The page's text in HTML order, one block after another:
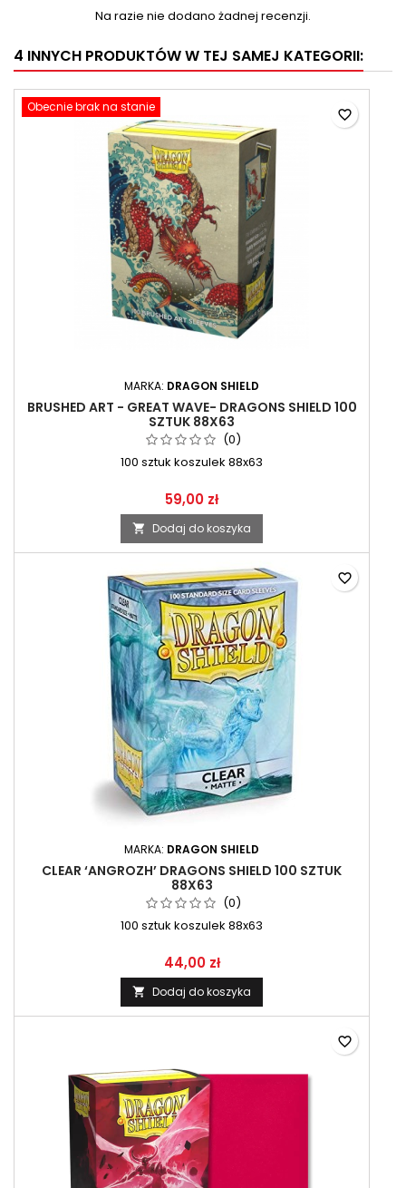
Na razie nie dodano żadnej recenzji.
4 INNYCH PRODUKTÓW W TEJ SAMEJ KATEGORII:
Obecnie brak na stanie
MARKA: DRAGON SHIELD
BRUSHED ART - GREAT WAVE- DRAGONS SHIELD 100
SZTUK 88X63
(0)
100 sztuk koszulek 88x63
59,00 zł
 Dodaj do koszyka
favorite_border
MARKA: DRAGON SHIELD
CLEAR ‘ANGROZH’ DRAGONS SHIELD 100 SZTUK
88X63
(0)
100 sztuk koszulek 88x63
44,00 zł
 Dodaj do koszyka
favorite_border
favorite_border